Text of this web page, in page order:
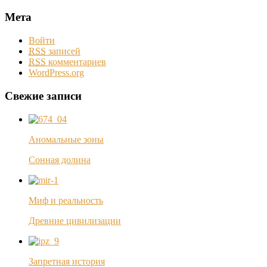
Мета
Войти
RSS записей
RSS комментариев
WordPress.org
Свежие записи
Аномальные зоны
Сонная долина
Миф и реальность
Древние цивилизации
Запретная история